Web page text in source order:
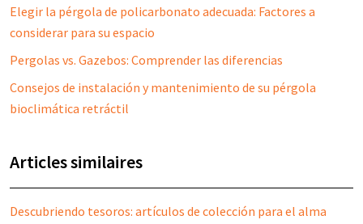
Elegir la pérgola de policarbonato adecuada: Factores a
considerar para su espacio
Pergolas vs. Gazebos: Comprender las diferencias
Consejos de instalación y mantenimiento de su pérgola
bioclimática retráctil
Articles similaires
Descubriendo tesoros: artículos de colección para el alma